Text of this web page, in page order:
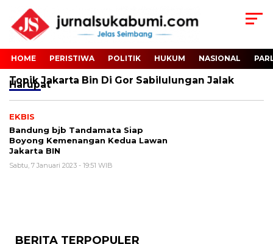
HOME PERISTIWA POLITIK HUKUM NASIONAL
TopikJakarta Bin Di Gor Sabilulungan Jalak
Harupat
EKBIS
Bandung bjb Tandamata Siap
Boyong Kemenangan Kedua Lawan
Jakarta BIN
Sabtu, 7 Januari 2023 - 19:51 WIB
BERITA TERPOPULER